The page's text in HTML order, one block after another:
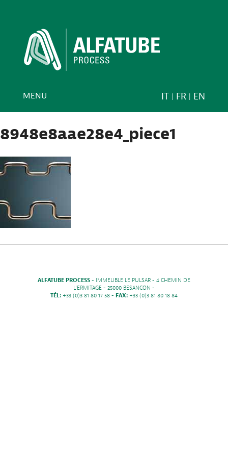
IT FR EN
MENU
8948e8aae28e4_piece1
ALFATUBE PROCESS - IMMEUBLE LE PULSAR - 4 CHEMIN DE
L'ERMITAGE - 25000 BESANCON -
TÉL: +33 (0)3 81 80 17 58 - FAX: +33 (0)3 81 80 18 84